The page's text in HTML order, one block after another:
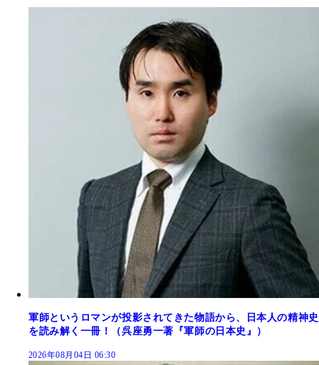
軍師というロマンが投影されてきた物語から、日本人の精神史
を読み解く一冊！（呉座勇一著『軍師の日本史』）
2026年08月04日 06:30